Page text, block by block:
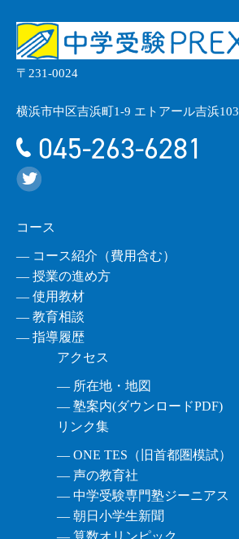
〒231-0024
横浜市中区吉浜町1-9 エトアール吉浜103
045-263-6281
コース
― コース紹介（費用含む）
― 授業の進め方
― 使用教材
― 教育相談
― 指導履歴
アクセス
― 所在地・地図
― 塾案内(ダウンロードPDF)
リンク集
― ONE TES（旧首都圏模試）
― 声の教育社
― 中学受験専門塾ジーニアス
― 朝日小学生新聞
― 算数オリンピック